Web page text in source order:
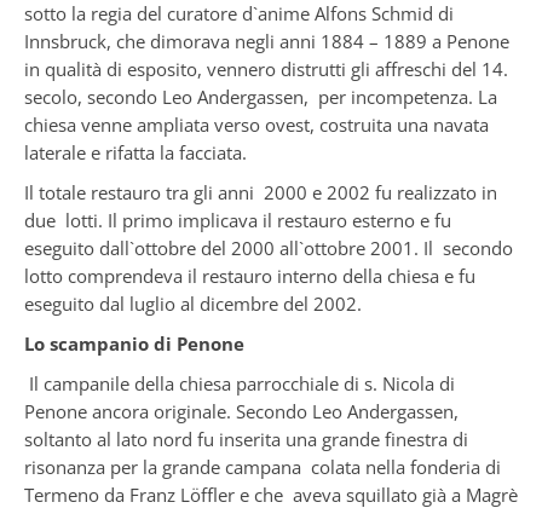
sotto la regia del curatore d`anime Alfons Schmid di
Innsbruck, che dimorava negli anni 1884 – 1889 a Penone
in qualità di esposito, vennero distrutti gli affreschi del 14.
secolo, secondo Leo Andergassen, per incompetenza. La
chiesa venne ampliata verso ovest, costruita una navata
laterale e rifatta la facciata.
Il totale restauro tra gli anni 2000 e 2002 fu realizzato in
due lotti. Il primo implicava il restauro esterno e fu
eseguito dall`ottobre del 2000 all`ottobre 2001. Il secondo
lotto comprendeva il restauro interno della chiesa e fu
eseguito dal luglio al dicembre del 2002.
Lo scampanio di Penone
Il campanile della chiesa parrocchiale di s. Nicola di
Penone ancora originale. Secondo Leo Andergassen,
soltanto al lato nord fu inserita una grande finestra di
risonanza per la grande campana colata nella fonderia di
Termeno da Franz Löffler e che aveva squillato già a Magrè